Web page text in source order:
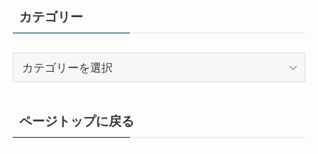
カテゴリー
ページトップに戻る